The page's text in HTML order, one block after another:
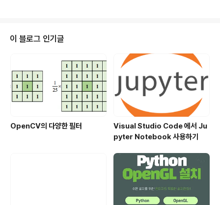
가려진 내용을 이해하는 데 큰 도움이 됩니다.객관적인 판
단LLM을 지나치게 과대 포장하거나 추상적으로 생각하여
잘못 판단하는, 즉 할루시네이션(Hallucination)에 빠지
지 않기 위해서라도 LLM의 실제 작동 방식을 알아둘 필요
가 있습니다.호기심 및 우연한 기회단순히 작동 방식이 궁
금해서 공부할 수 있..
이 블로그 인기글
OpenCV의 다양한 필터
Visual Studio Code 에서 Ju
pyter Notebook 사용하기